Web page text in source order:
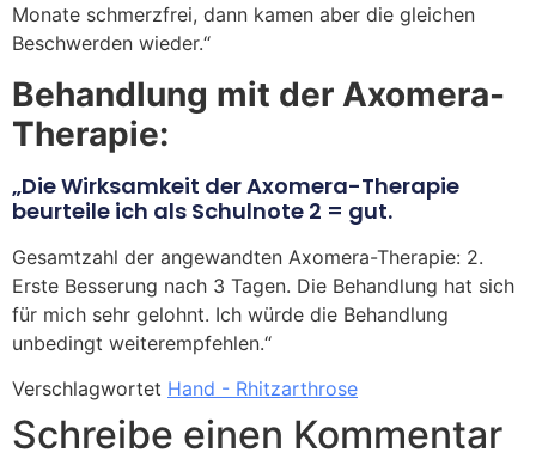
Monate schmerzfrei, dann kamen aber die gleichen
Beschwerden wieder.“
Behandlung mit der Axomera-
Therapie:
„Die Wirksamkeit der Axomera-Therapie
beurteile ich als Schulnote 2 = gut.
Gesamtzahl der angewandten Axomera-Therapie: 2.
Erste Besserung nach 3 Tagen. Die Behandlung hat sich
für mich sehr gelohnt. Ich würde die Behandlung
unbedingt weiterempfehlen.“
Verschlagwortet Hand - Rhitzarthrose
Schreibe einen Kommentar